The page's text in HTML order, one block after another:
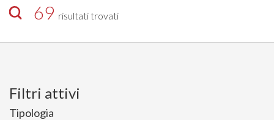
SI
69 risultati trovati
Filtri attivi
Tipologia